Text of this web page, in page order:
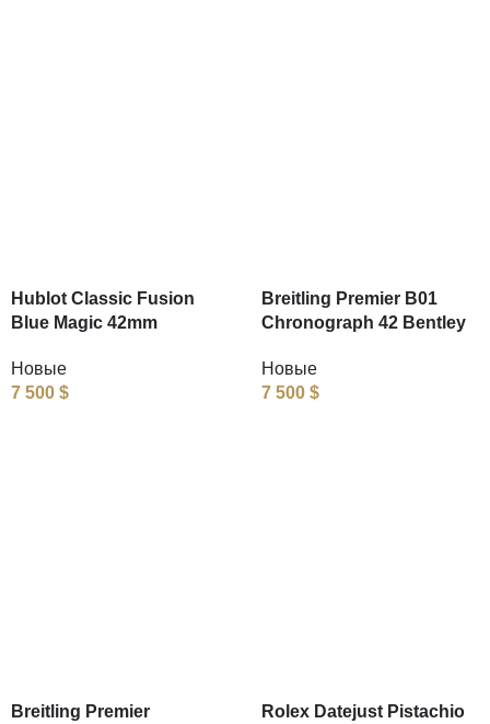
Hublot Classic Fusion
Blue Magic 42mm
Новые
7 500 $
Breitling Premier B01
Chronograph 42 Bentley
Новые
7 500 $
Breitling Premier
Rolex Datejust Pistachio